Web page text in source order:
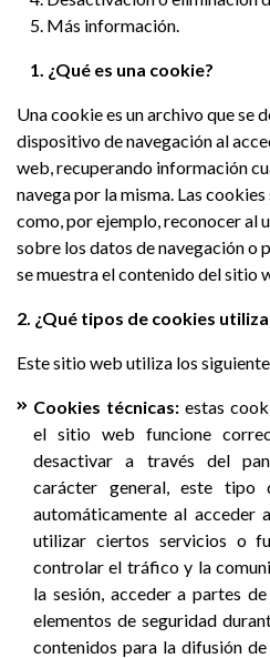
5. Más información.
1. ¿Qué es una cookie?
Una cookie es un archivo que se
dispositivo de navegación al
web, recuperando información
navega por la misma. Las
como, por ejemplo, reconocer al
sobre los datos de navegación o
se muestra el contenido del sitio
2. ¿Qué tipos de cookies
Este sitio web utiliza los
Cookies técnicas:estas
el sitio web funcione
desactivar a través del
carácter general, este tipo
automáticamente al
utilizar ciertos servicios o
controlar el tráfico y la
la sesión, acceder a partes
elementos de seguridad
contenidos para la difusión